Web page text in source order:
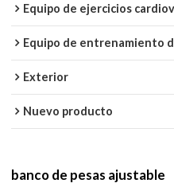
Equipo de ejercicios
Equipo de entrenamiento
Exterior
Nuevo producto
banco de pesas ajustable